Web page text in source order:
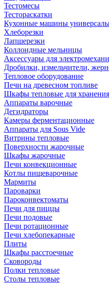
Тестомесы
Тестораскатки
Кухонные машины
Хлеборезки
Лапшерезки
Коллоидные мельницы
Аксессуары для
Дробилки, измельчители,
Тепловое оборудование
Печи на древесном топливе
Шкафы тепловые для хранения
Аппараты варочные
Дегидраторы
Камеры ферментационные
Аппараты для Sous Vide
Витрины тепловые
Поверхности жарочные
Шкафы жарочные
Печи конвекционные
Котлы пищеварочные
Мармиты
Пароварки
Пароконвектоматы
Печи для пиццы
Печи подовые
Печи ротационные
Печи хлебопекарные
Плиты
Шкафы расстоечные
Сковороды
Полки тепловые
Столы тепловые